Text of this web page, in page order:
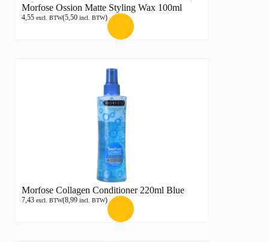
Morfose Ossion Matte Styling Wax 100ml
4,55 excl. BTW(5,50 incl. BTW)
Morfose Collagen Conditioner 220ml Blue
7,43 excl. BTW(8,99 incl. BTW)